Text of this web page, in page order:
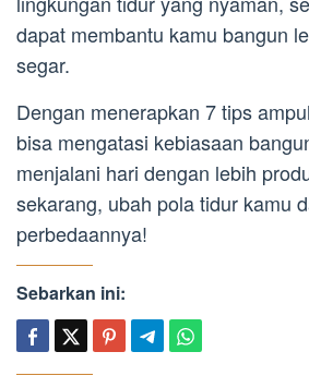
dapat membantu kamu bangun
segar.
Dengan menerapkan 7 tips
bisa mengatasi kebiasaan
menjalani hari dengan lebih
sekarang, ubah pola tidur kamu
perbedaannya!
Sebarkan ini: